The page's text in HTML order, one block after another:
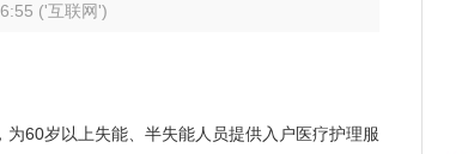
('互联网')
60岁以上失能、半失能人员提供入户医疗护理服